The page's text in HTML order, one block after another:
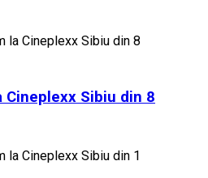
Cineplexx Sibiu din 8